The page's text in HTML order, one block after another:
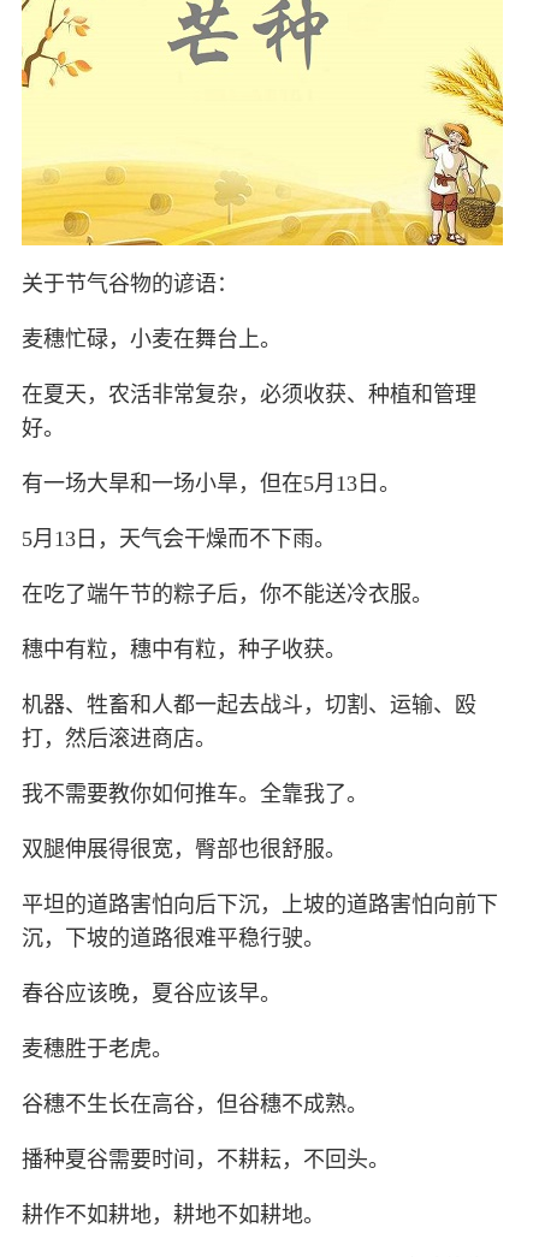
关于节气谷物的谚语：
麦穗忙碌，小麦在舞台上。
在夏天，农活非常复杂，必须收获、种植和管理
好。
有一场大旱和一场小旱，但在5月13日。
5月13日，天气会干燥而不下雨。
在吃了端午节的粽子后，你不能送冷衣服。
穗中有粒，穗中有粒，种子收获。
机器、牲畜和人都一起去战斗，切割、运输、殴
打，然后滚进商店。
我不需要教你如何推车。全靠我了。
双腿伸展得很宽，臀部也很舒服。
平坦的道路害怕向后下沉，上坡的道路害怕向前下
沉，下坡的道路很难平稳行驶。
春谷应该晚，夏谷应该早。
麦穗胜于老虎。
谷穗不生长在高谷，但谷穗不成熟。
播种夏谷需要时间，不耕耘，不回头。
耕作不如耕地，耕地不如耕地。